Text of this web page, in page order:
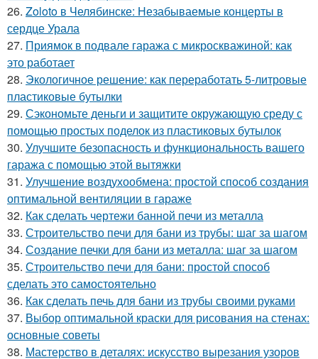
26. Zoloto в Челябинске: Незабываемые концерты в
сердце Урала
27. Приямок в подвале гаража с микроскважиной: как
это работает
28. Экологичное решение: как переработать 5-литровые
пластиковые бутылки
29. Сэкономьте деньги и защитите окружающую среду с
помощью простых поделок из пластиковых бутылок
30. Улучшите безопасность и функциональность вашего
гаража с помощью этой вытяжки
31. Улучшение воздухообмена: простой способ создания
оптимальной вентиляции в гараже
32. Как сделать чертежи банной печи из металла
33. Строительство печи для бани из трубы: шаг за шагом
34. Создание печки для бани из металла: шаг за шагом
35. Строительство печи для бани: простой способ
сделать это самостоятельно
36. Как сделать печь для бани из трубы своими руками
37. Выбор оптимальной краски для рисования на стенах:
основные советы
38. Мастерство в деталях: искусство вырезания узоров